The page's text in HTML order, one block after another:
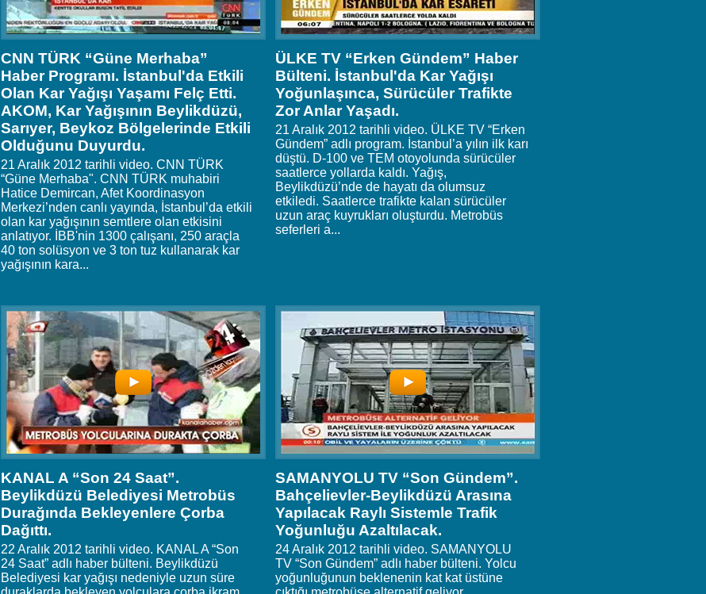
CNN TÜRK “Güne Merhaba”
Haber Programı. İstanbul'da Etkili
Olan Kar Yağışı Yaşamı Felç Etti.
AKOM, Kar Yağışının Beylikdüzü,
Sarıyer, Beykoz Bölgelerinde Etkili
Olduğunu Duyurdu.
21 Aralık 2012 tarihli video. CNN TÜRK
“Güne Merhaba". CNN TÜRK muhabiri
Hatice Demircan, Afet Koordinasyon
Merkezi’nden canlı yayında, İstanbul’da etkili
olan kar yağışının semtlere olan etkisini
anlatıyor. İBB'nin 1300 çalışanı, 250 araçla
40 ton solüsyon ve 3 ton tuz kullanarak kar
yağışının kara...
ÜLKE TV “Erken Gündem” Haber
Bülteni. İstanbul'da Kar Yağışı
Yoğunlaşınca, Sürücüler Trafikte
Zor Anlar Yaşadı.
21 Aralık 2012 tarihli video. ÜLKE TV “Erken
Gündem” adlı program. İstanbul’a yılın ilk karı
düştü. D-100 ve TEM otoyolunda sürücüler
saatlerce yollarda kaldı. Yağış,
Beylikdüzü’nde de hayatı da olumsuz
etkiledi. Saatlerce trafikte kalan sürücüler
uzun araç kuyrukları oluşturdu. Metrobüs
seferleri a...
KANAL A “Son 24 Saat”.
Beylikdüzü Belediyesi Metrobüs
Durağında Bekleyenlere Çorba
Dağıttı.
22 Aralık 2012 tarihli video. KANAL A “Son
24 Saat” adlı haber bülteni. Beylikdüzü
Belediyesi kar yağışı nedeniyle uzun süre
SAMANYOLU TV “Son Gündem”.
Bahçelievler-Beylikdüzü Arasına
Yapılacak Raylı Sistemle Trafik
Yoğunluğu Azaltılacak.
24 Aralık 2012 tarihli video. SAMANYOLU
TV “Son Gündem” adlı haber bülteni. Yolcu
yoğunluğunun beklenenin kat kat üstüne